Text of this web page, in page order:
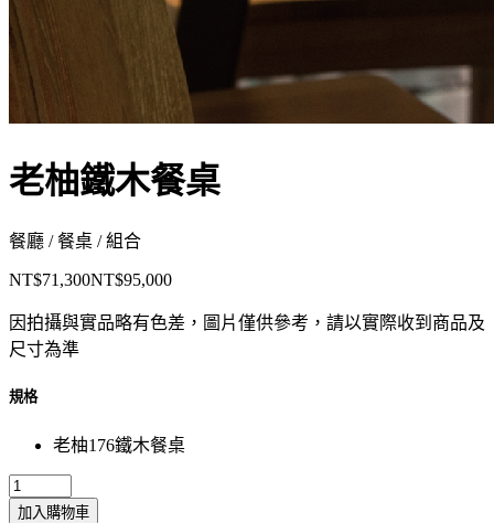
老柚鐵木餐桌
餐廳 / 餐桌 / 組合
NT$71,300NT$95,000
因拍攝與實品略有色差，圖片僅供參考，請以實際收到商品及
尺寸為準
規格
老柚176鐵木餐桌
加入購物車